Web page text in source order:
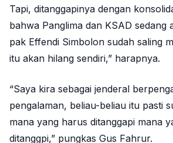
Tapi, ditanggapinya dengan
bahwa Panglima dan KSAD sedang
pak Effendi Simbolon sudah saling
itu akan hilang sendiri,” harapnya.
“Saya kira sebagai jenderal
pengalaman, beliau-beliau itu pasti
mana yang harus ditanggapi mana
ditanggpi,” pungkas Gus Fahrur.